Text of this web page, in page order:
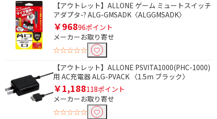
【アウトレット】ALLONE ゲーム ミュートスイッチ
アダプタ-? ALG-GMSADK〈ALGGMSADK〉
￥96896ポイント
メーカーお取り寄せ
☆☆☆☆☆
【アウトレット】ALLONE PSVITA1000(PHC-1000)
用 AC充電器 ALG-PVACK 〈1.5m ブラック〉
￥1,188118ポイント
メーカーお取り寄せ
☆☆☆☆☆